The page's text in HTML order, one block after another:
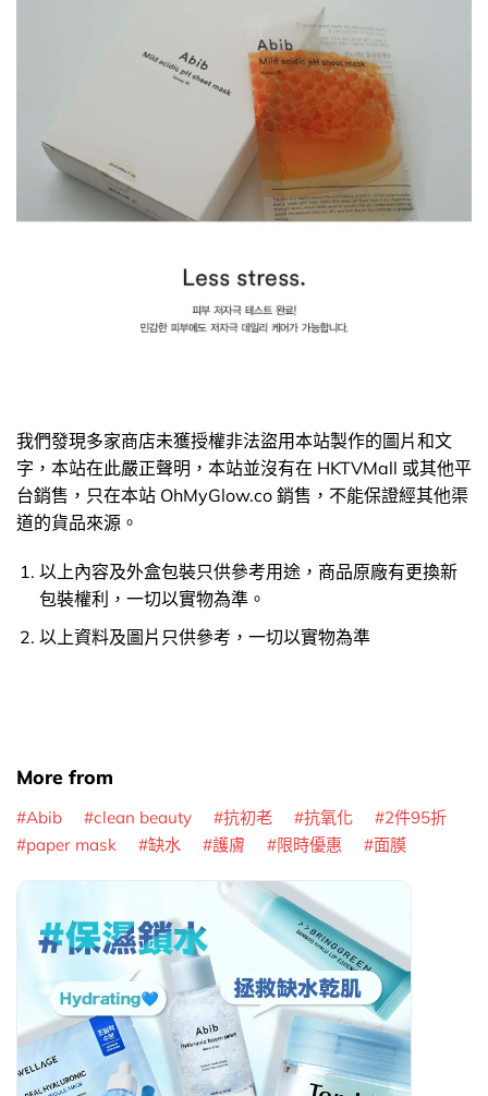
我們發現多家商店未獲授權非法盜用本站製作的圖片和文
字，本站在此嚴正聲明，本站並沒有在 HKTVMall 或其他平
台銷售，只在本站 OhMyGlow.co 銷售，不能保證經其他渠
道的貨品來源。
以上內容及外盒包裝只供參考用途，商品原廠有更換新
包裝權利，一切以實物為準。
以上資料及圖片只供參考，一切以實物為準
More from
Abib clean beauty 抗初老 抗氧化
2件95折
paper mask
缺水 護膚 限時優惠 面膜